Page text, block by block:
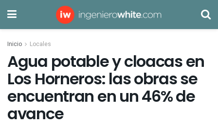
Inicio Locales
Agua potable y cloacas en
Los Horneros: las obras se
encuentran en un 46% de
avance